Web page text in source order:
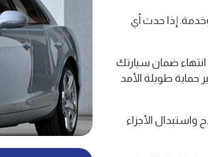
إذا حدث أي
ضمان سيارتك
حماية طويلة الأمد
الأجزاء